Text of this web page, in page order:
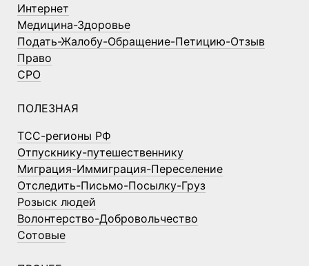
Интернет
Медицина-Здоровье
Подать-Жалобу-Обращение-Петицию-Отзыв
Право
СРО
ПОЛЕЗНАЯ
ТСС-регионы РФ
Отпускнику-путешественнику
Миграция-Иммиграция-Переселение
Отследить-Письмо-Посылку-Груз
Розыск людей
Волонтерство-Добровольчество
Сотовые